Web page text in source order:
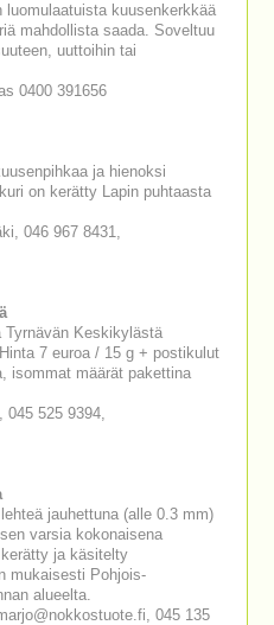
luomulaatuista kuusenkerkkää
mahdollista saada. Soveltuu
uuttoihin tai
0400 391656
ja hienoksi
on kerätty Lapin puhtaasta
046 967 8431,
Tyrnävän Keskikylästä
7 euroa / 15 g + postikulut
isommat määrät pakettina
045 525 9394,
jauhettuna (alle 0.3 mm)
varsia kokonaisena
ja käsitelty
mukaisesti Pohjois-
alueelta.
045 135